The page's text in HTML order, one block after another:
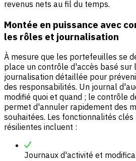
revenus nets au fil du temps.
Montée en puissance avec
les rôles et journalisation
À mesure que les portefeuilles se
place un contrôle d'accès basé sur
journalisation détaillée pour
des responsabilités. Un journal
modifié quoi et quand ; le contrôle
permet d'annuler rapidement des
souhaitées. Les fonctionnalités
résilientes incluent :
Journaux d'activité et